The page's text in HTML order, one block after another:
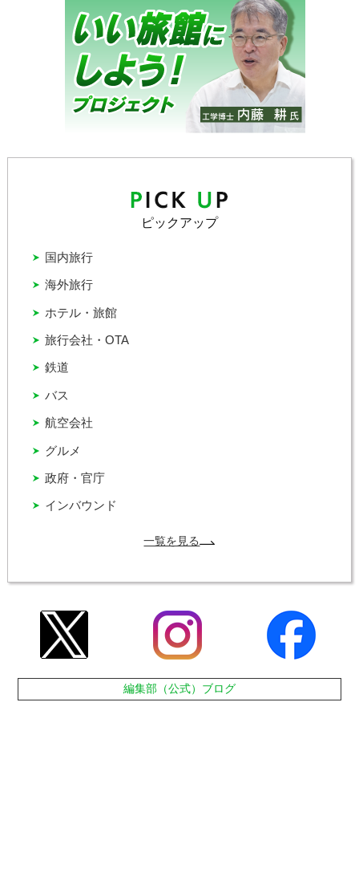
ピックアップ
インバウンド
グルメ
バス
ホテル・旅館
国内旅行
政府・官庁
旅行会社・OTA
海外旅行
航空会社
鉄道
一覧を見る
編集部（公式）ブログ